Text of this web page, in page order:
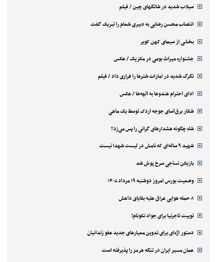
سیلاب شدید در شانگهای چین / فیلم
انتصاب محسن رضایی به دبیری شعام را تبریک گفت
بخشی از سیمای کهن کویر
جشنواره میراث بومی در مکزیک / عکس
تگرگ شدید در امارات شترها را فراری داد / فیلم
ادای احترام هندوها به الهه‌ها / عکس
شکار برق‌آسای جوجه اردک توسط یک ماهی
شاه چگونه هشدارهای گرانی را پس می‌زد؟
شهید ۹ ساله‌ای که نامش در لیست شهدا نیست
بازیکن نساجی سرخ پوش شد
وضعیت بورس امروز دوشنبه ۱۹ مرداد ۱۴۰۵
۸ حمله هوایی عراق علیه بقایای داعش
توییت تاجرنیا برای جواد نکونام!
دستور اژه‌ای برای تدوین معیارهای جدید عفو زندانیان
عمان مسیر ایران در تنگه هرمز را پذیرفته است